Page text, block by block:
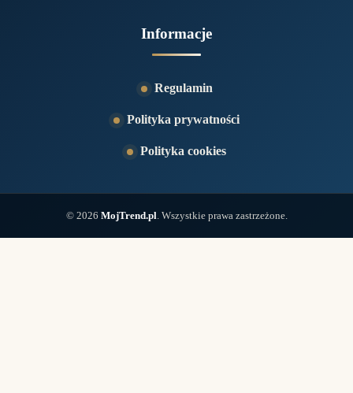
Informacje
Regulamin
Polityka prywatności
Polityka cookies
© 2026 MojTrend.pl . Wszystkie prawa zastrzeżone.